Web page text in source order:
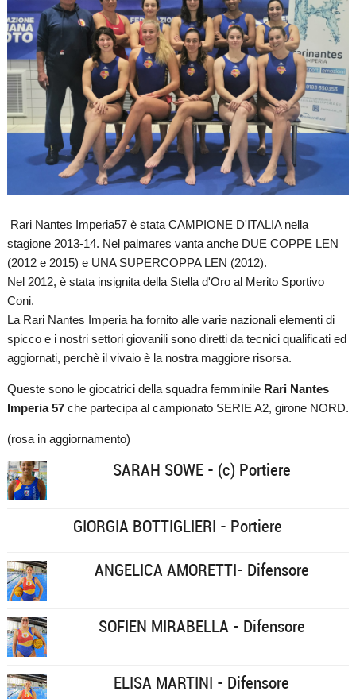
Rari Nantes Imperia57 è stata CAMPIONE D'ITALIA nella
stagione 2013-14. Nel palmares vanta anche DUE COPPE LEN
(2012 e 2015) e UNA SUPERCOPPA LEN (2012).
Nel 2012, è stata insignita della Stella d'Oro al Merito Sportivo
Coni.
La Rari Nantes Imperia ha fornito alle varie nazionali elementi di
spicco e i nostri settori giovanili sono diretti da tecnici qualificati ed
aggiornati, perchè il vivaio è la nostra maggiore risorsa.
Queste sono le giocatrici della squadra femminile Rari Nantes
Imperia 57 che partecipa al campionato SERIE A2, girone NORD.
(rosa in aggiornamento)
SARAH SOWE - (c) Portiere
GIORGIA BOTTIGLIERI - Portiere
ANGELICA AMORETTI- Difensore
SOFIEN MIRABELLA - Difensore
ELISA MARTINI - Difensore